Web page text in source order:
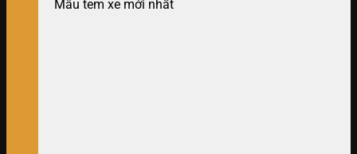
Mẫu tem xe mới nhất